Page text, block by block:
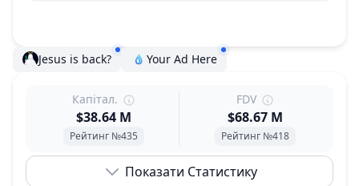
Jesus is back? Your Ad Here
Капітал.
$38.64 M
Рейтинг №435
FDV
$68.67 M
Рейтинг №418
Показати Статистику